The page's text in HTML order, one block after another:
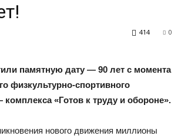
0
414
памятную дату — 90 лет с момента
физкультурно-спортивного
«Готов к труду и обороне».
нового движения миллионы